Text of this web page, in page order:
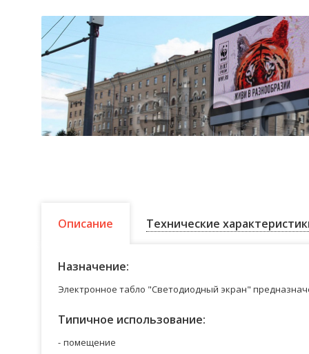
Описание Технические
Назначение:
Электронное табло "Светодиодный экран"
Типичное использование:
помещение